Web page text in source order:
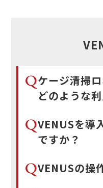
Qケージ清掃
どのような
QVENUSを導
ですか？
QVENUSの操